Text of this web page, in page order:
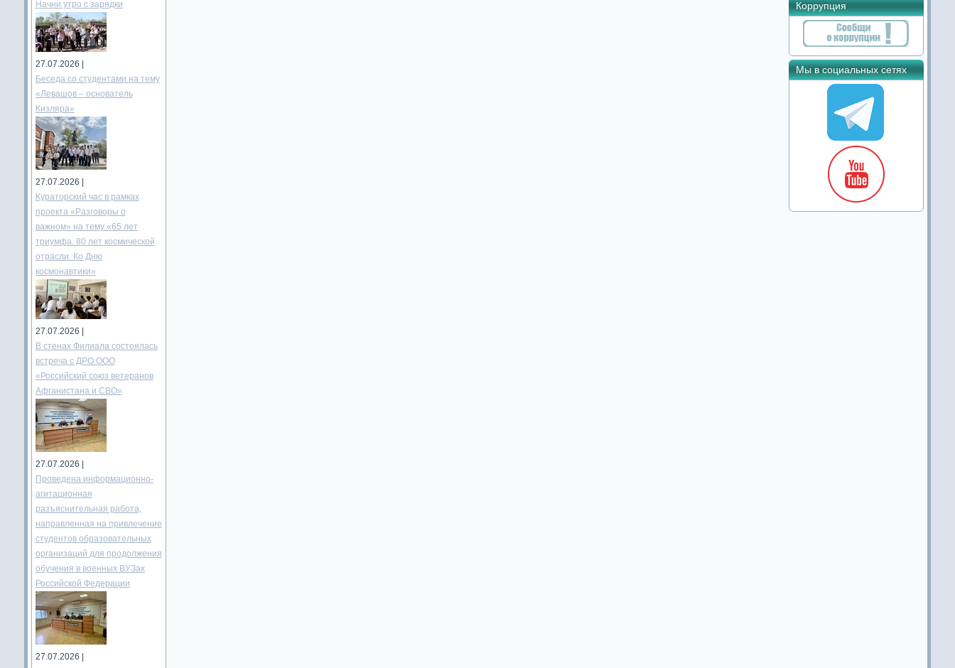
Начни утро с зарядки
27.07.2026 |
Беседа со студентами на тему
«Левашов – основатель
Кизляра»
27.07.2026 |
Кураторский час в рамках
проекта «Разговоры о
важном» на тему «65 лет
триумфа. 80 лет космической
отрасли. Ко Дню
космонавтики»
27.07.2026 |
В стенах Филиала состоялась
встреча с ДРО ООО
«Российский союз ветеранов
Афганистана и СВО»
27.07.2026 |
Проведена информационно-
агитационная
разъяснительная работа,
направленная на привлечение
студентов образовательных
организаций для продолжения
обучения в военных ВУЗах
Российской Федерации
27.07.2026 |
Коррупция
Мы в социальных сетях